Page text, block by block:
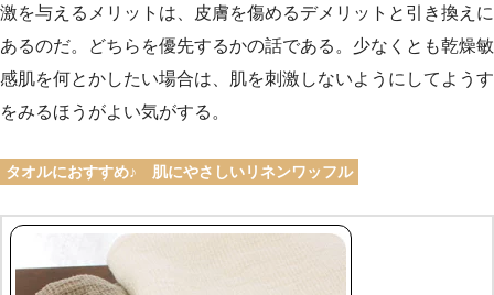
激を与えるメリットは、皮膚を傷めるデメリットと引き換えに
あるのだ。どちらを優先するかの話である。少なくとも乾燥敏
感肌を何とかしたい場合は、肌を刺激しないようにしてようす
をみるほうがよい気がする。
タオルにおすすめ♪ 肌にやさしいリネンワッフル